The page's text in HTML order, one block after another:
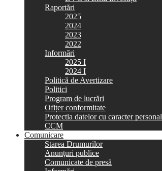
Raportări
2025
2024
2023
2022
Informări
2025 I
2024 I
Politică de Avertizare
Politici
Program de lucrări
Ofițer conformitate
Protectia datelor cu caracter personal
CCM
Comunicare
Starea Drumurilor
Anunţuri publice
Comunicate de presă